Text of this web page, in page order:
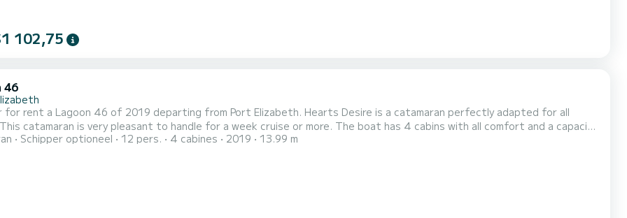
102,75
46
for rent a Lagoon 46 of 2019 departing from Port Elizabeth. Hearts Desire is a catamaran perfectly adapted for all
is very pleasant to handle for a week cruise or more. The boat has 4 cabins with all comfort and a capacity
With an overall length of 14 meters, it will be your best ally to spend an exceptional vacation on the water in the
Schipper optioneel 12 pers. 4 cabines 2019 13.99 m